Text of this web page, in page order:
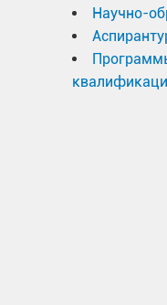
Научно-